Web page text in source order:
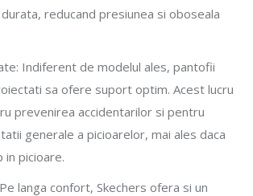
reducand presiunea si oboseala
Indiferent de modelul ales, pantofii
sa ofere suport optim. Acest lucru
prevenirea accidentarilor si pentru
generale a picioarelor, mai ales daca
picioare.
langa confort, Skechers ofera si un